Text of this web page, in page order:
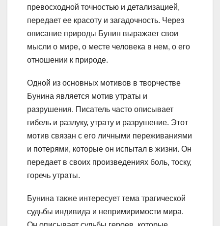
превосходной точностью и детализацией,
передает ее красоту и загадочность. Через
описание природы Бунин выражает свои
мысли о мире, о месте человека в нем, о его
отношении к природе.
Одной из основных мотивов в творчестве
Бунина является мотив утраты и
разрушения. Писатель часто описывает
гибель и разлуку, утрату и разрушение. Этот
мотив связан с его личными переживаниями
и потерями, которые он испытал в жизни. Он
передает в своих произведениях боль, тоску,
горечь утраты.
Бунина также интересует тема трагической
судьбы индивида и непримиримости мира.